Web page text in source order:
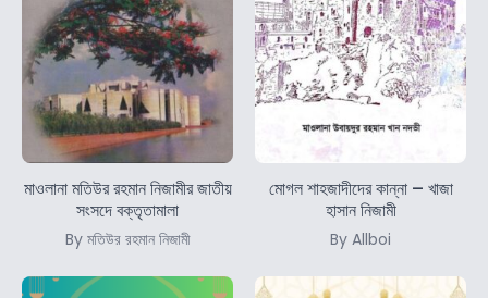
মাওলানা মতিউর রহমান নিজামীর জাতীয়
সংসদে বক্তৃতামালা
By মতিউর রহমান নিজামী
মোগল শাহজাদীদের কান্না – খাজা
হাসান নিজামী
By Allboi